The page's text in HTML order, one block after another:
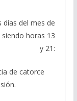
días del mes de
horas 13
y 21:
de catorce